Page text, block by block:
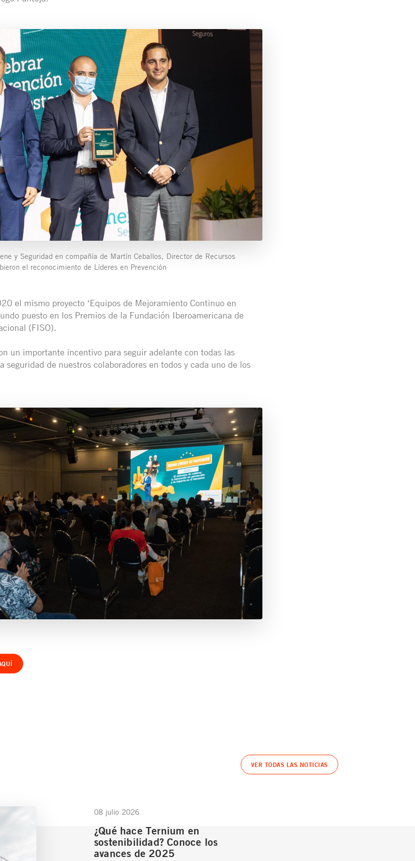
y Seguridad en compañía de Martín Ceballos, Director de Recursos
el reconocimiento de Líderes en Prevención
el mismo proyecto ‘Equipos de Mejoramiento Continuo en
puesto en los Premios de la Fundación Iberoamericana de
(FISO).
un importante incentivo para seguir adelante con todas las
seguridad de nuestros colaboradores en todos y cada uno de los
VER TODAS LAS NOTICIAS
08 julio 2026
¿Qué hace Ternium en
sostenibilidad? Conoce los
avances de 2025